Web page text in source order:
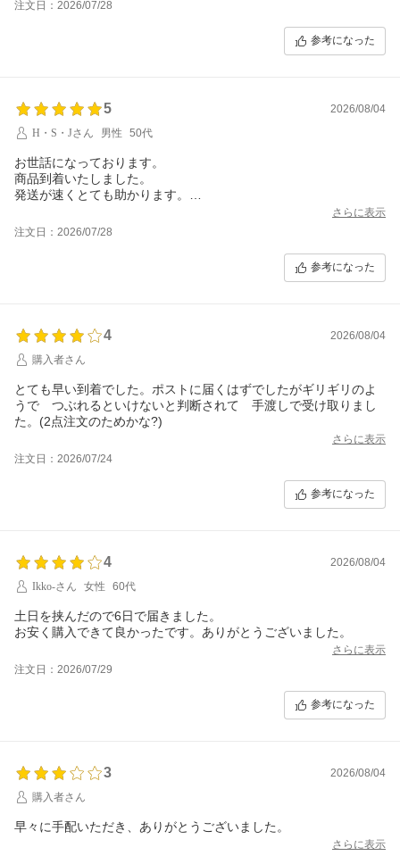
注文日：2026/07/28
参考になった
5
2026/08/04
H・S・Jさん
男性 50代
お世話になっております。
商品到着いたしました。
発送が速くとても助かります。
ありがとうございました。
さらに表示
注文日：2026/07/28
参考になった
4
2026/08/04
購入者さん
とても早い到着でした。ポストに届くはずでしたがギリギリのよ
うで つぶれるといけないと判断されて 手渡しで受け取りまし
た。(2点注文のためかな?)
さらに表示
注文日：2026/07/24
参考になった
4
2026/08/04
Ikko-さん
女性 60代
土日を挟んだので6日で届きました。
お安く購入できて良かったです。ありがとうございました。
さらに表示
注文日：2026/07/29
参考になった
3
2026/08/04
購入者さん
早々に手配いただき、ありがとうございました。
さらに表示